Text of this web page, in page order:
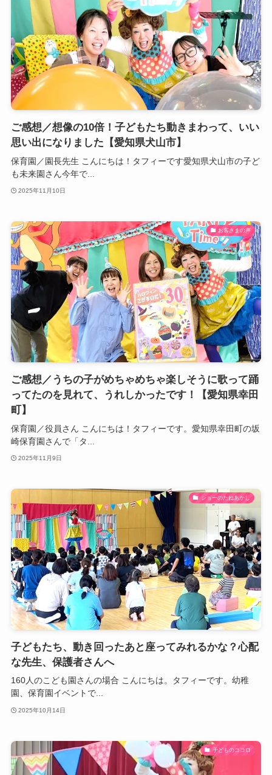
ご感想／想像の10倍！子どもたち動きまわって、いい
思い出になりました【愛知県犬山市】
保育園／園長先生 こんにちは！タフィーです愛知県犬山市の子ど
も未来園さん今年で...
2025年11月10日
お客さまの声
ご感想／うちの子がめちゃめちゃ楽しそうに歌って踊
ってたのを見れて、うれしかったです！【愛知県幸田
町】
保育園／役員さん こんにちは！タフィーです。愛知県幸田町の坂
崎保育園さんで「タ...
2025年11月9日
ショーのたねあかし
子どもたち、動き回ったあと座ってみれるかな？心配
な先生、保護者さんへ
160人のこども園さんの場合 こんにちは。タフィーです。幼稚
園、保育園イベントで...
2025年10月14日
子どものココロ